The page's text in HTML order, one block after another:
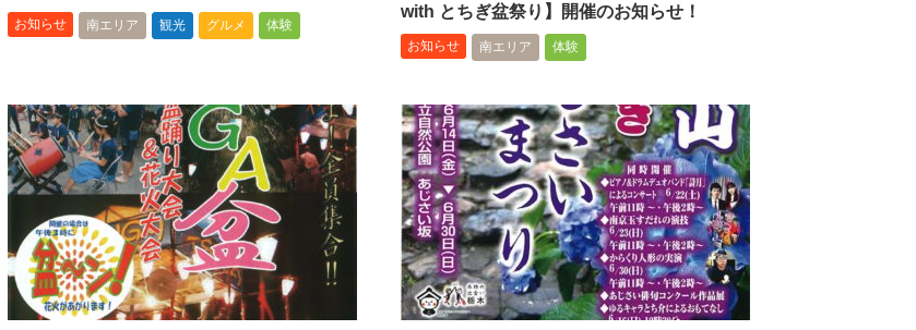
お知らせ 南エリア 観光 グルメ 体験
with とちぎ盆祭り】開催のお知らせ！
お知らせ 南エリア 体験